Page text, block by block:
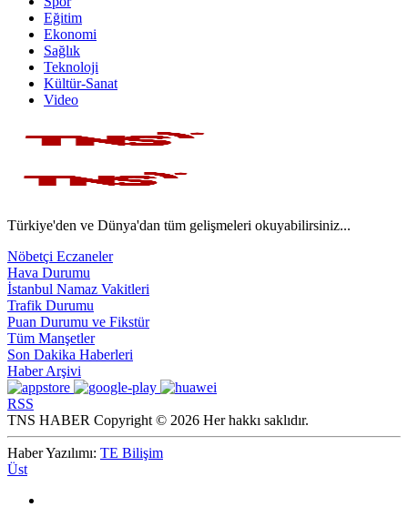
Eğitim
Ekonomi
Sağlık
Teknoloji
Kültür-Sanat
Video
Türkiye'den ve Dünya'dan tüm gelişmeleri okuyabilirsiniz...
Nöbetçi Eczaneler
Hava Durumu
İstanbul Namaz Vakitleri
Trafik Durumu
Puan Durumu ve Fikstür
Tüm Manşetler
Son Dakika Haberleri
Haber Arşivi
RSS
TNS HABER Copyright © 2026 Her hakkı saklıdır.
Haber Yazılımı: TE Bilişim
Üst